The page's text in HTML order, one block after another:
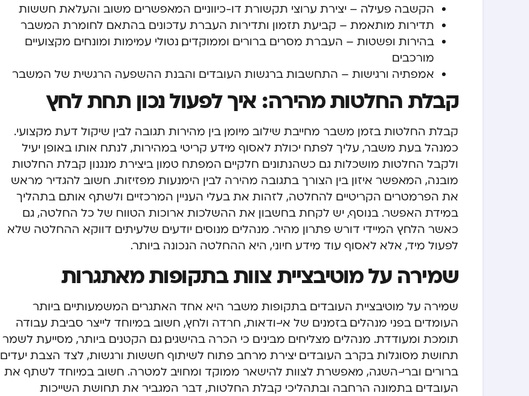
הקשבה פעילה – יצירת ערוצי תקשורת דו-כיווניים המאפשרים משוב והעלאת חששות
תדירות מותאמת – קביעת תזמון ותדירות העברת עדכונים בהתאם לחומרת המשבר
בהירות ופשטות – העברת מסרים ברורים וממוקדים, נטולי עמימות ומונחים מקצועיים
מורכבים
אמפתיה ורגישות – התחשבות ברגשות העובדים והבנת ההשפעה הרגשית של המשבר
קבלת החלטות מהירה: איך לפעול נכון תחת לחץ
קבלת החלטות בזמן משבר מחייבת שילוב מיומן בין מהירות תגובה לבין שיקול דעת מקצועי.
כמנהל בעת משבר, עליך לפתח יכולת לאסוף מידע קריטי במהירות, לנתח אותו באופן יעיל
ולקבל החלטות מושכלות גם כשהנתונים חלקיים. המפתח טמון ביצירת מנגנון קבלת החלטות
מובנה, המאפשר איזון בין הצורך בתגובה מהירה לבין הימנעות מפזיזות. חשוב להגדיר מראש
את הפרמטרים הקריטיים להחלטה, לזהות את בעלי העניין המרכזיים ולשתף אותם בתהליך
במידת האפשר. בנוסף, יש לקחת בחשבון את ההשלכות ארוכות הטווח של כל החלטה, גם
כאשר הלחץ המיידי דורש פתרון מהיר. מנהלים מנוסים יודעים שלעיתים דווקא ההחלטה שלא
לפעול מיד, אלא לאסוף עוד מידע חיוני, היא ההחלטה הנכונה ביותר.
שמירה על מוטיבציית צוות בתקופות מאתגרות
שמירה על מוטיבציית העובדים בתקופות משבר היא אחד האתגרים המשמעותיים ביותר
העומדים בפני מנהלים. בזמנים של אי-ודאות, חרדה ולחץ, חשוב במיוחד לייצר סביבת עבודה
תומכת ומעודדת. מנהלים מצליחים מבינים כי הכרה בהישגים, גם הקטנים ביותר, מסייעת לשמר
תחושת מסוגלות בקרב העובדים. יצירת מרחב פתוח לשיתוף חששות ורגשות, לצד הצבת יעדים
ברורים וברי-השגה, מאפשרת לצוות להישאר ממוקד ומחויב למטרה. חשוב במיוחד לשתף את
העובדים בתמונה הרחבה ובתהליכי קבלת החלטות, דבר המגביר את תחושת השייכות